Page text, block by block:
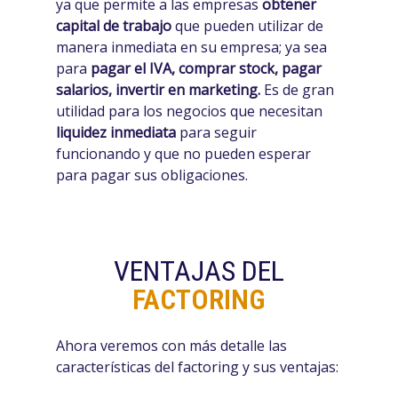
ya que permite a las empresas obtener
capital de trabajoque pueden utilizar de
manera inmediata en su empresa; ya sea
para pagar el IVA, comprar stock, pagar
salarios, invertir en marketing. Es de gran
utilidad para los negocios que necesitan
liquidez inmediata para seguir
funcionando y que no pueden esperar
para pagar sus obligaciones.
VENTAJAS DEL
FACTORING
Ahora veremos con más detalle las
características del factoring y sus ventajas: